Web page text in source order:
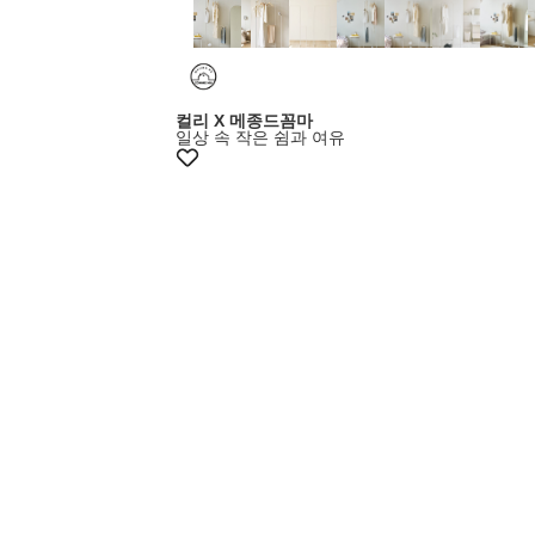
+5% 쿠폰
컬리 X 메종드꼼마
일상 속 작은 쉼과 여유